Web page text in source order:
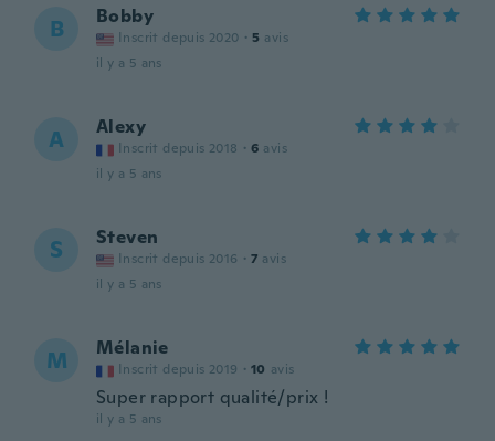
B Bobby
Inscrit depuis 2020 · 5 avis
il y a 5 ans
A Alexy
Inscrit depuis 2018 · 6 avis
il y a 5 ans
S Steven
Inscrit depuis 2016 · 7 avis
il y a 5 ans
M Mélanie
Inscrit depuis 2019 · 10 avis
Super rapport qualité/prix !
il y a 5 ans